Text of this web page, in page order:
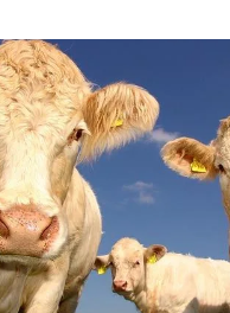
NA
TRADIČNÍ
POKRM!